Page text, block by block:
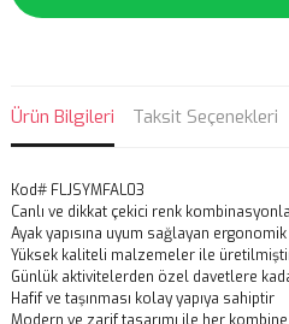
Ürün Bilgileri Taksit Seçenekleri
Kod# FLJSYMFAL03
Canlı ve dikkat çekici renk
Ayak yapısına uyum sağlayan
Yüksek kaliteli malzemeler ile
Günlük aktivitelerden özel davetlere
Hafif ve taşınması kolay yapıya sahiptir